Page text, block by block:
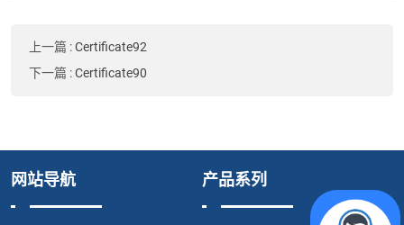
上一篇 :Certificate92
下一篇 :Certificate90
网站导航 产品系列